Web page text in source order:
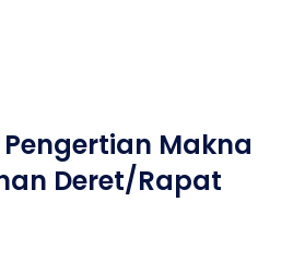
Makna
Deret/Rapat